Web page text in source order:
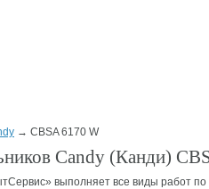
→ CBSA 6170 W
Candy (Канди)
выполняет все виды работ